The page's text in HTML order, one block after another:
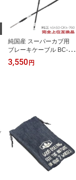
純国産 スーパーカブ用
ブレーキケーブル BC-HL
-83-92 ホンダ純正 4545
0-GK4-760 完全上位互換
3,550 円